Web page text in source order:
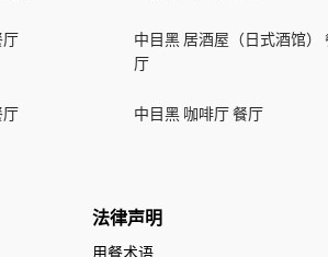
厅
中目黑 居酒屋（日式酒馆）
厅
厅 中目黑 咖啡厅 餐厅
法律声明
用餐术语